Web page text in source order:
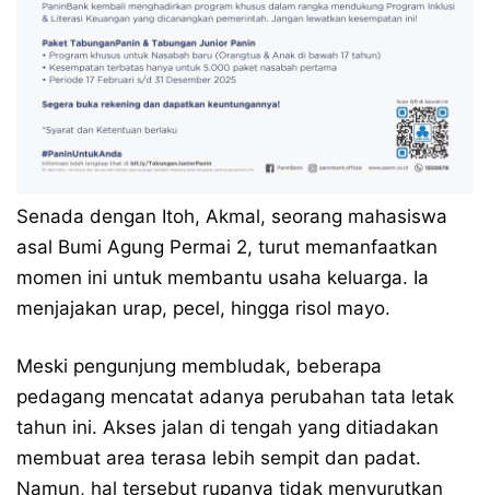
Senada dengan Itoh, Akmal, seorang mahasiswa
asal Bumi Agung Permai 2, turut memanfaatkan
momen ini untuk membantu usaha keluarga. Ia
menjajakan urap, pecel, hingga risol mayo.
Meski pengunjung membludak, beberapa
pedagang mencatat adanya perubahan tata letak
tahun ini. Akses jalan di tengah yang ditiadakan
membuat area terasa lebih sempit dan padat.
Namun, hal tersebut rupanya tidak menyurutkan